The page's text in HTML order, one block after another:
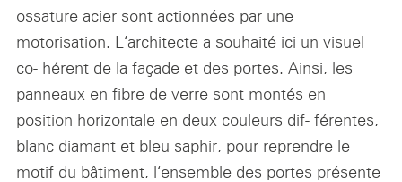
ossature acier sont actionnées par une
motorisation. L‘architecte a souhaité ici un visuel
co- hérent de la façade et des portes. Ainsi, les
panneaux en fibre de verre sont montés en
position horizontale en deux couleurs dif- férentes,
blanc diamant et bleu saphir, pour reprendre le
motif du bâtiment, l‘ensemble des portes présente